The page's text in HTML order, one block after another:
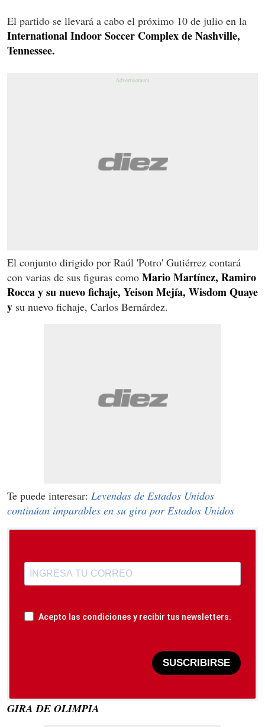
El partido se llevará a cabo el próximo 10 de julio en la
International Indoor Soccer Complex de Nashville,
Tennessee.
El conjunto dirigido por Raúl 'Potro' Gutiérrez contará
con varias de sus figuras como Mario Martínez, Ramiro
Rocca y su nuevo fichaje, Yeison Mejía, Wisdom Quaye
y su nuevo fichaje, Carlos Bernárdez.
Te puede interesar: Leyendas de Estados Unidos
continúan imparables en su gira por Estados Unidos
Acepto las condiciones y recibir tus newsletters.
SUSCRIBIRSE
GIRA DE OLIMPIA